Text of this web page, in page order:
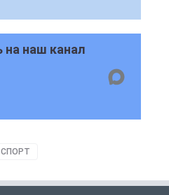
наш канал
СПОРТ